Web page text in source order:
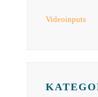
Videoinputs